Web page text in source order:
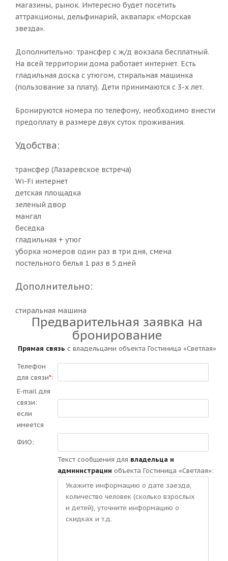
магазины, рынок. Интересно будет посетить
аттракционы, дельфинарий, аквапарк «Морская
звезда».
Дополнительно: трансфер с ж/д вокзала бесплатный.
На всей территории дома работает интернет. Есть
гладильная доска с утюгом, стиральная машинка
(пользование за плату). Дети принимаются с 3-х лет.
Бронируются номера по телефону, необходимо внести
предоплату в размере двух суток проживания.
Удобства:
трансфер (Лазаревское встреча)
Wi-Fi интернет
детская площадка
зеленый двор
мангал
беседка
гладильная + утюг
уборка номеров один раз в три дня, смена
постельного белья 1 раз в 5 дней
Дополнительно:
стиральная машина
Предварительная заявка на
бронирование
Прямая связь с владельцами объекта Гостиница «Светлая»
Телефон
для связи*:
E-mail для
связи:
если
имеется
ФИО:
Текст сообщения для владельца и
администрации объекта Гостиница «Светлая»: